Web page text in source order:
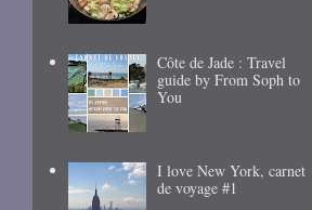
Côte de Jade : Travel
guide by From Soph to
You
I love New York, carnet
de voyage #1